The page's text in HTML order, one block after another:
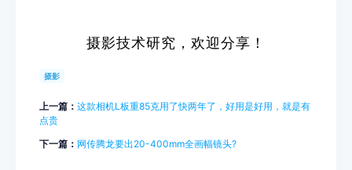
摄影技术研究，欢迎分享！
摄影
上一篇： 这款相机L板重85克用了快两年了，好用是好用，就是有
点贵
下一篇： 网传腾龙要出20-400mm全画幅镜头?